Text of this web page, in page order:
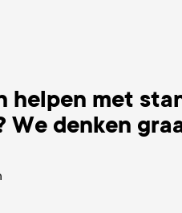
helpen met
denken